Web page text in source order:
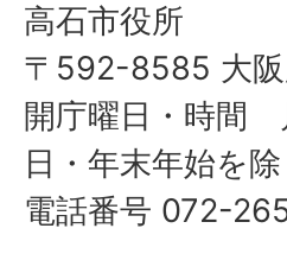
高石市役所
〒592-8585 大阪
開庁曜日・時間
日・年末年始を除
電話番号 072-